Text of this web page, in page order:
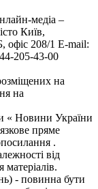
медіа –
Київ,
208/1 E-mail:
205-43-00
на
на
« Новини України
пряме
.
від
- повинна бути